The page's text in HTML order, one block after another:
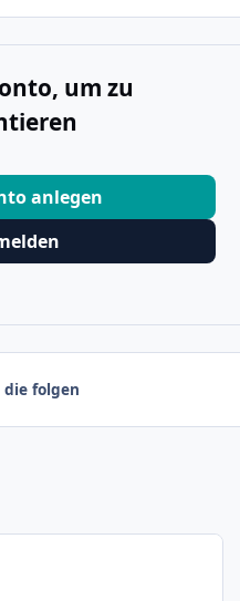
um zu
anlegen
folgen